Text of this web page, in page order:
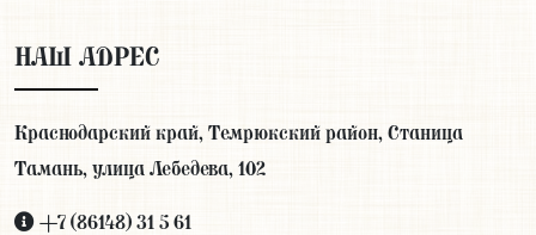
НАШ АДРЕС
Краснодарский край, Темрюкский район, Станица
Тамань, улица Лебедева, 102
+7 (86148) 31 5 61